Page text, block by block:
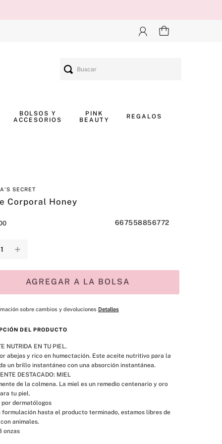
BOLSOS Y
ACCESORIOS
PINK
BEAUTY
REGALOS
SECRET
Corporal Honey
667558856772
＋
AGREGAR A LA BOLSA
sobre cambios y devoluciones Detalles
DEL PRODUCTO
NUTRIDA EN TU PIEL.
abejas y rico en humectación. Este aceite nutritivo para la
un brillo instantáneo con una absorción instantánea.
DESTACADO: MIEL
de la colmena. La miel es un remedio centenario y oro
tu piel.
por dermatólogos
formulación hasta el producto terminado, estamos libres de
animales.
onzas